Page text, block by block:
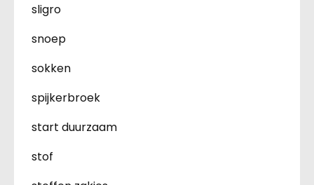
sligro
snoep
sokken
spijkerbroek
start duurzaam
stof